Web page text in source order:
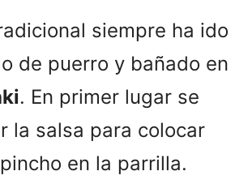
siempre ha ido
de puerro y bañado en
. En primer lugar se
la salsa para colocar
en la parrilla.